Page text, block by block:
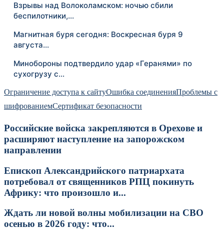
Взрывы над Волоколамском: ночью сбили
беспилотники,…
Магнитная буря сегодня: Воскресная буря 9
августа…
Минобороны подтвердило удар «Геранями» по
сухогрузу с…
Ограничение доступа к сайтуОшибка соединенияПроблемы с
шифрованиемСертификат безопасности
Российские войска закрепляются в Орехове и
расширяют наступление на запорожском
направлении
Епископ Александрийского патриархата
потребовал от священников РПЦ покинуть
Африку: что произошло и...
Ждать ли новой волны мобилизации на СВО
осенью в 2026 году: что...